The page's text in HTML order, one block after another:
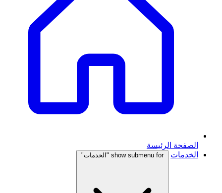
الصفحة الرئيسة
الخدمات
show submenu for "الخدمات"